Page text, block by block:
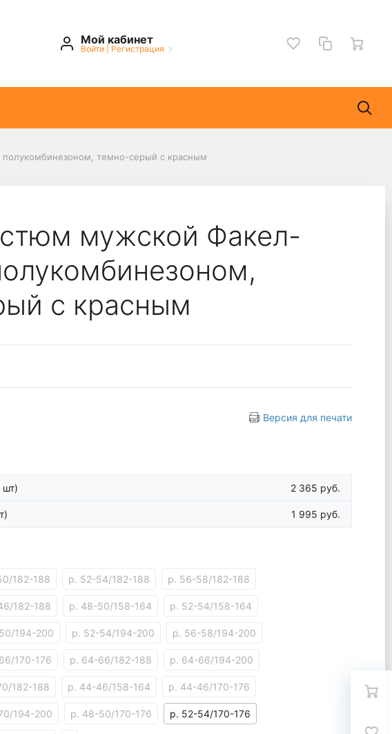
Мой кабинет
Войти Регистрация
темно-серый с красным
мужской Факел-
с красным
Версия для печати
шт) 2 365 руб.
1 995 руб.
182-188 р. 52-54/182-188 р. 56-58/182-188
182-188 р. 48-50/158-164 р. 52-54/158-164
194-200 р. 52-54/194-200 р. 56-58/194-200
170-176 р. 64-66/182-188 р. 64-66/194-200
182-188 р. 44-46/158-164 р. 44-46/170-176
194-200 р. 48-50/170-176 р. 52-54/170-176